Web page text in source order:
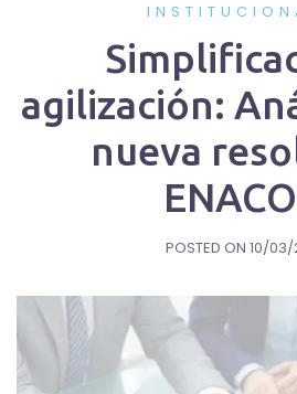
agilización:
nueva
POSTED ON 10/